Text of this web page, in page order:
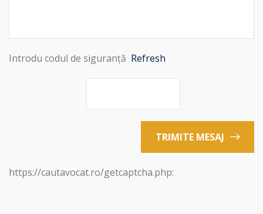
Introdu codul de siguranță Refresh
TRIMITE MESAJ
https://cautavocat.ro/getcaptcha.php: